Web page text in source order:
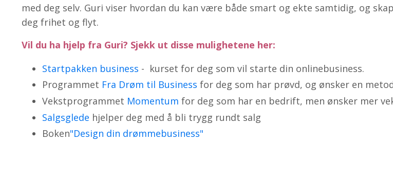
med deg selv. Guri viser hvordan du kan være både smart og ekte samtidig, og
deg frihet og flyt.
Vil du ha hjelp fra Guri? Sjekk ut disse mulighetene her:
Startpakken business - kurset for deg som vil starte din onlinebusiness.
Programmet Fra Drøm til Business for deg som har prøvd, og ønsker en
Vekstprogrammet Momentum for deg som har en bedrift, men ønsker mer
Salgsglede hjelper deg med å bli trygg rundt salg
Boken"Design din drømmebusiness"